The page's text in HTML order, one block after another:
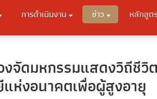
การดำเนินงาน ข่าว หลักสูต
งจัดมหกรรมแสดงวิถี
ห่งอนาคตเพื่อผู้สูงอายุ